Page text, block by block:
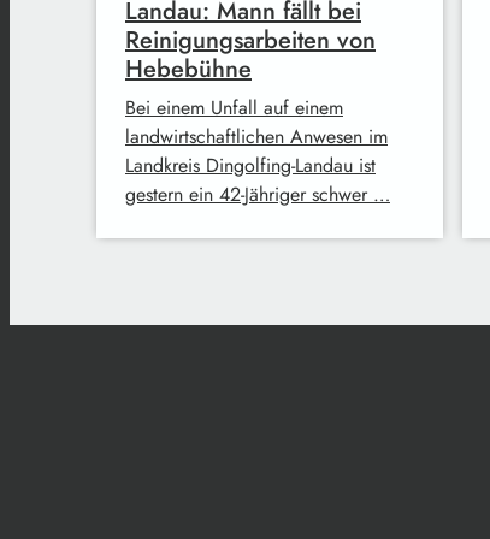
Landau: Mann fällt bei
Reinigungsarbeiten von
Hebebühne
Bei einem Unfall auf einem
landwirtschaftlichen Anwesen im
Landkreis Dingolfing-Landau ist
gestern ein 42-Jähriger schwer …